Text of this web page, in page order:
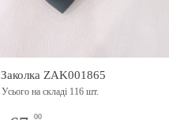
Заколка ZAK001865
Усього на складі 116 шт.
00